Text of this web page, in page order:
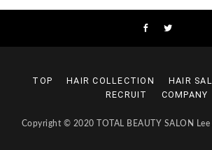
TOP HAIR COLLECTION HAIR
RECRUIT
COMPANY
Copyright © 2020 TOTAL BEAUTY SALON Lee